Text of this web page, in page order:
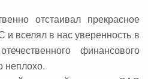
отстаивал прекрасное
вселял в нас уверенность в
финансового
неплохо.